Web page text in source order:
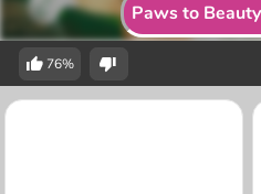
Paws to
76%